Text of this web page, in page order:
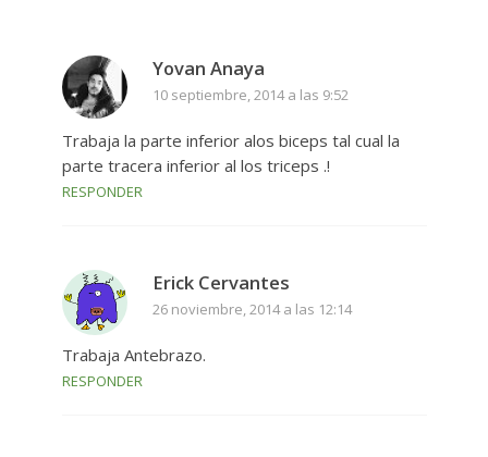
Yovan Anaya
10 septiembre, 2014 a las 9:52
Trabaja la parte inferior alos biceps tal cual la
parte tracera inferior al los triceps .!
RESPONDER
Erick Cervantes
26 noviembre, 2014 a las 12:14
Trabaja Antebrazo.
RESPONDER